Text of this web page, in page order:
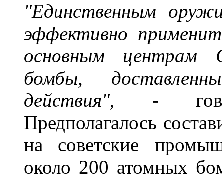
"Единственным
эффективно
основным центрам
бомбы,
действия", -
Предполагалось
на советские
около 200 атомных